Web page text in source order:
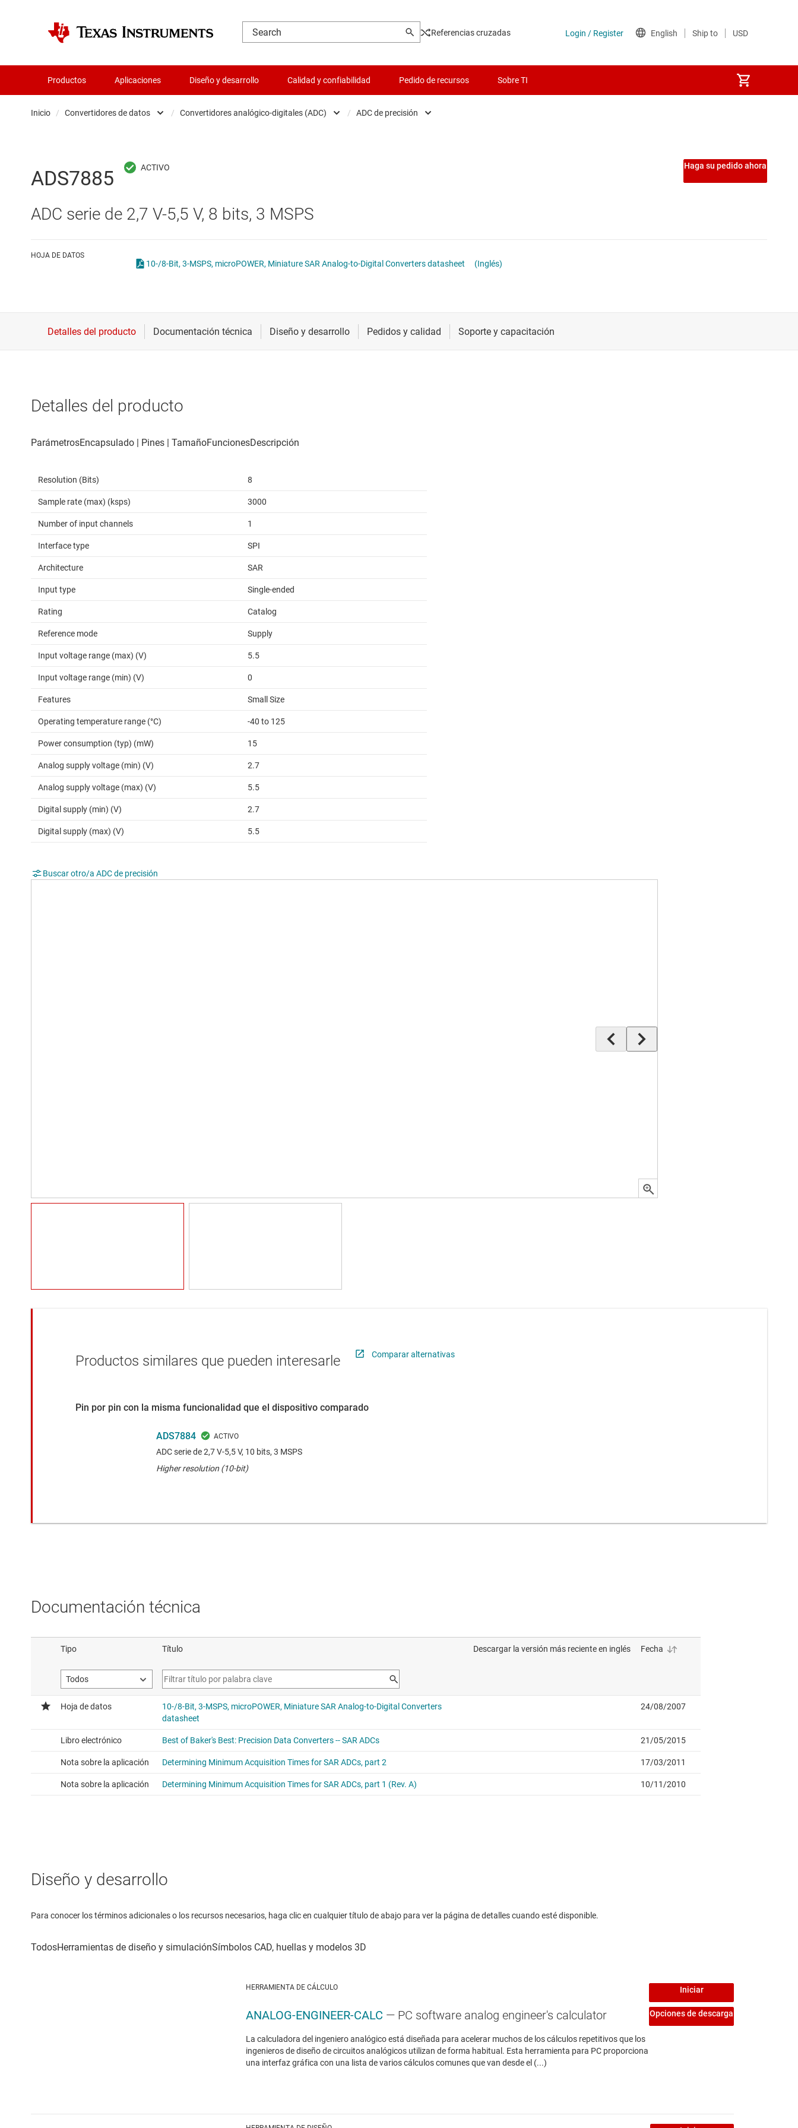
Referencias cruzadas
Productos Aplicaciones Diseño y desarrollo Calidad y confiabilidad Pedido de recursos Sobre TI
Inicio / Convertidores de datos
Aislamiento
Audio, háptica y piezoeléctrica
Conectividad inalámbrica Radiofrecuencia y microondas
/ Convertidores analógico-digitales (ADC)
Convertidores digital-analógicos (DAC)
Potenciómetros digitales (digipots)
/ ADC de precisión
ADS7885
ADC serie de 2,7 V-5,5 V, 8 bits, 3 MSPS
Haga su pedido ahora
HOJA DE DATOS
10-/8-Bit, 3-MSPS, microPOWER, Miniature SAR Analog-to-Digital Converters datasheet (Inglés)
Detalles del producto
Resolution (Bits) 8
Sample rate (max) (ksps) 3000
Number of input channels 1
Interface type SPI
Architecture SAR
Input type Single-ended
Rating Catalog
Reference mode Supply
Input voltage range (max) (V) 5.5
Input voltage range (min) (V) 0
Features Small Size
Operating temperature range (°C) -40 to 125
Power consumption (typ) (mW) 15
Analog supply voltage (min) (V) 2.7
Analog supply voltage (max) (V) 5.5
Digital supply (min) (V) 2.7
Digital supply (max) (V) 5.5
Buscar otro/a ADC de precisión
Productos similares que pueden interesarle Comparar alternativas
Pin por pin con la misma funcionalidad que el dispositivo comparado
ADS7884
ADC serie de 2,7 V-5,5 V, 10 bits, 3 MSPS
Higher resolution (10-bit)
Documentación técnica
Diseño y desarrollo
Para conocer los términos adicionales o los recursos necesarios, haga clic en cualquier título de abajo para ver la página de detalles cuando esté disponible.
HERRAMIENTA DE CÁLCULO
ANALOG-ENGINEER-CALC — PC software analog engineer's calculator
La calculadora del ingeniero analógico está diseñada para acelerar muchos de los cálculos repetitivos que los
ingenieros de diseño de circuitos analógicos utilizan de forma habitual. Esta herramienta para PC proporciona
una interfaz gráfica con una lista de varios cálculos comunes que van desde el (...)
Iniciar
Opciones de descarga